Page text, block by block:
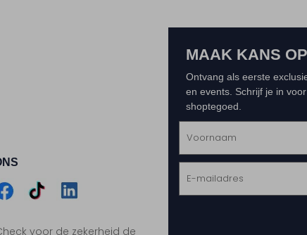
voor de zekerheid de
MAAK KANS
Ontvang als eerste
en events. Schrijf je in
shoptegoed.